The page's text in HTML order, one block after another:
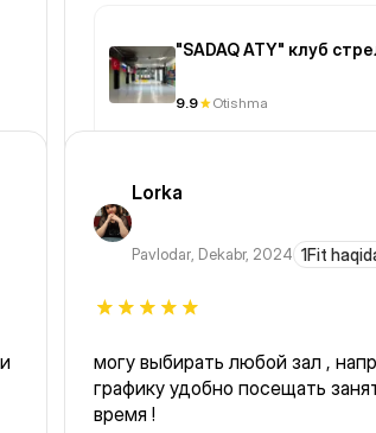
"SADAQ ATY" клуб
9.9 Otishma
Lorka
Pavlodar, Dekabr, 2024 1Fit
могу выбирать любой зал ,
графику удобно посещать
время !